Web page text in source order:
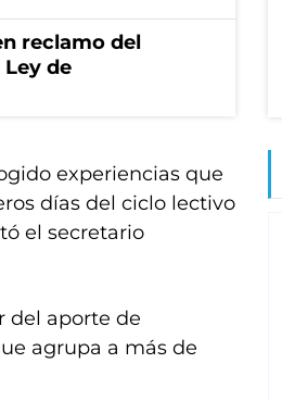
reclamo del
de
experiencias que
días del ciclo lectivo
el secretario
del aporte de
agrupa a más de